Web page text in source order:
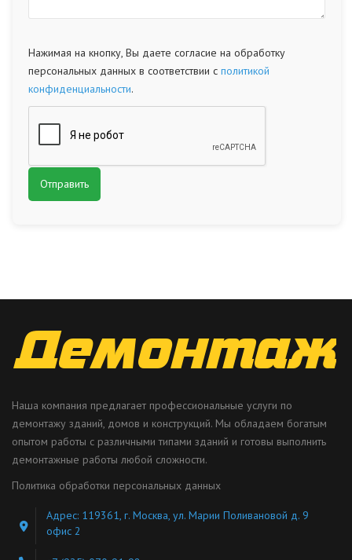
Нажимая на кнопку, Вы даете согласие на обработку
персональных данных в соответствии с политикой
конфиденциальности.
Наша компания предлагает профессиональные услуги по
демонтажу зданий, домов и конструкций. Мы обладаем богатым
опытом работы с различными типами зданий и готовы выполнить
демонтажные работы любой сложности.
Политика обработки персональных данных
Адрес: 119361, г. Москва, ул. Марии Поливановой д. 9
офис 2